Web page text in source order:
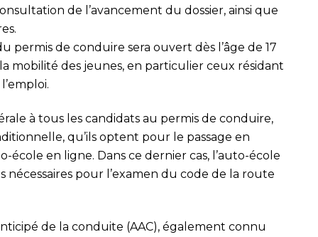
de l’avancement du dossier, ainsi que
permis de conduire sera ouvert dès l’âge de 17
mobilité des jeunes, en particulier ceux résidant
à tous les candidats au permis de conduire,
qu’ils optent pour le passage en
en ligne. Dans ce dernier cas, l’auto-école
pour l’examen du code de la route
de la conduite (AAC), également connu